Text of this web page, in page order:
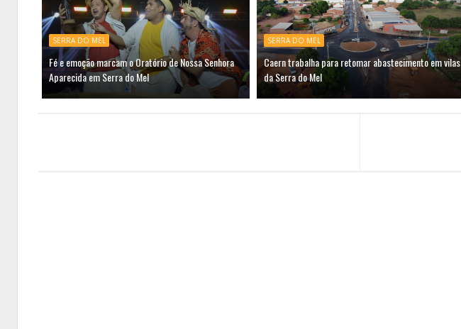
SERRA DO MEL
Fé e emoção marcam o Oratório de Nossa Senhora
Aparecida em Serra do Mel
SERRA DO MEL
Caern trabalha para retomar abastecimento em vilas
da Serra do Mel